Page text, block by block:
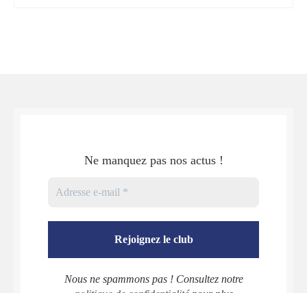
Ne manquez pas nos actus !
Nous ne spammons pas ! Consultez notre